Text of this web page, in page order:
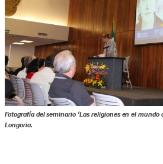
Fotografía del seminario ‘Las religiones en el
Longoria.